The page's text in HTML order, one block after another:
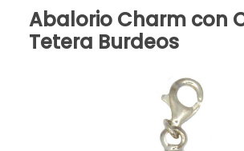
Abalorio Charm con
Tetera Burdeos